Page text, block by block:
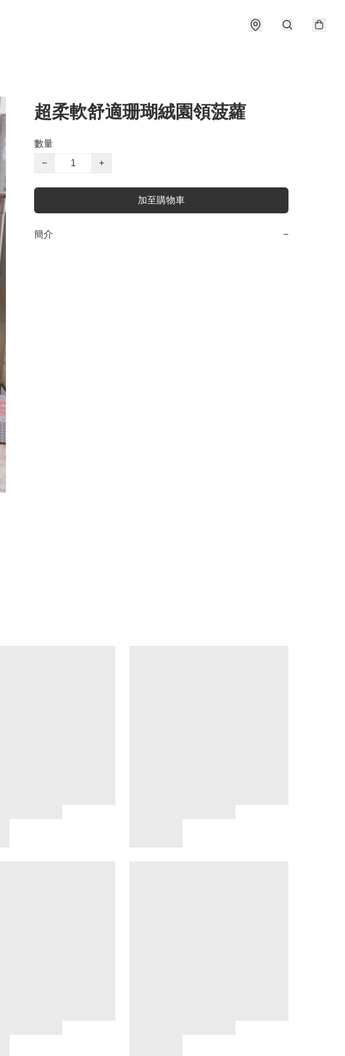
超柔軟舒適珊瑚絨園領菠蘿
數量
−
+
加至購物車
簡介 −